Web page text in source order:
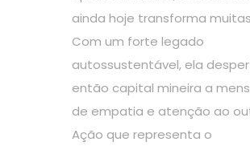
ainda hoje transforma
Com um forte legado
autossustentável, ela
então capital mineira a
de empatia e atenção ao
Ação que representa o